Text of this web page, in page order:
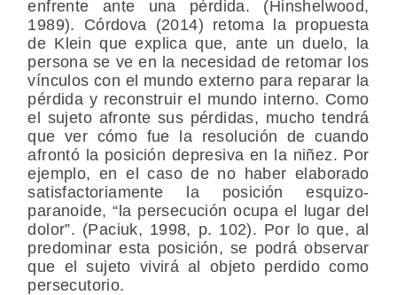
enfrente ante una pérdida. (Hinshelwood,
1989). Córdova (2014) retoma la propuesta
de Klein que explica que, ante un duelo, la
persona se ve en la necesidad de retomar los
vínculos con el mundo externo para reparar la
pérdida y reconstruir el mundo interno. Como
el sujeto afronte sus pérdidas, mucho tendrá
que ver cómo fue la resolución de cuando
afrontó la posición depresiva en la niñez. Por
ejemplo, en el caso de no haber elaborado
satisfactoriamente la posición esquizo-
paranoide, “la persecución ocupa el lugar del
dolor”. (Paciuk, 1998, p. 102). Por lo que, al
predominar esta posición, se podrá observar
que el sujeto vivirá al objeto perdido como
persecutorio.